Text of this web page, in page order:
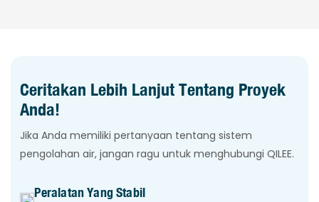
Ceritakan Lebih Lanjut Tentang Proyek
Anda!
Jika Anda memiliki pertanyaan tentang sistem
pengolahan air, jangan ragu untuk menghubungi QILEE.
Peralatan Yang Stabil